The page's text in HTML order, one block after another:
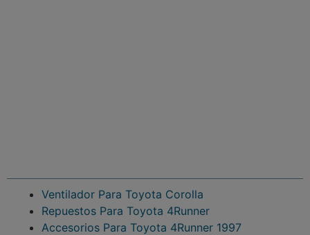
Ventilador Para Toyota Corolla
Repuestos Para Toyota 4Runner
Accesorios Para Toyota 4Runner 1997